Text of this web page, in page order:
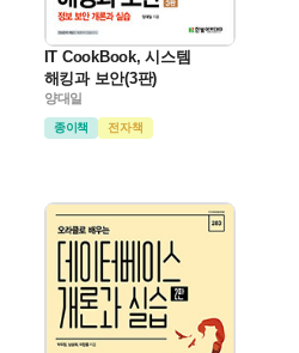
IT CookBook, 시스템
해킹과 보안(3판)
양대일
종이책 전자책